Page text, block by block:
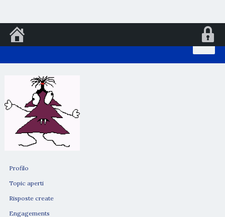
al
Profilo
Topic aperti
Risposte create
Engagements